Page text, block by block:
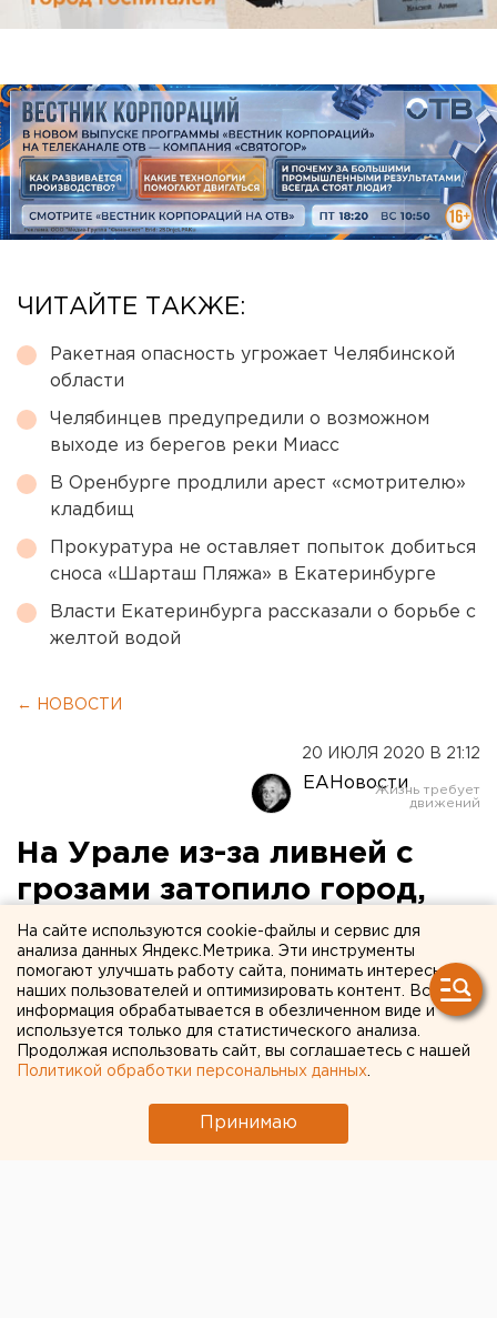
ЧИТАЙТЕ ТАКЖЕ:
Ракетная опасность угрожает Челябинской
области
Челябинцев предупредили о возможном
выходе из берегов реки Миасс
В Оренбурге продлили арест «смотрителю»
кладбищ
Прокуратура не оставляет попыток добиться
сноса «Шарташ Пляжа» в Екатеринбурге
Власти Екатеринбурга рассказали о борьбе с
желтой водой
← НОВОСТИ
20 ИЮЛЯ 2020 В 21:12
ЕАНовости
На Урале из-за ливней с
грозами затопило город,
жители остались без света
На сайте используются cookie-файлы и сервис для
анализа данных Яндекс.Метрика. Эти инструменты
помогают улучшать работу сайта, понимать интересы
наших пользователей и оптимизировать контент. Вся
информация обрабатывается в обезличенном виде и
используется только для статистического анализа.
Продолжая использовать сайт, вы соглашаетесь с нашей
Политикой обработки персональных данных
Принимаю